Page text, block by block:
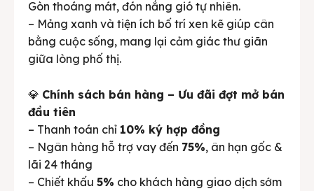
Gòn thoáng mát, đón nắng gió tự nhiên.
– Mảng xanh và tiện ích bố trí xen kẽ giúp cân
bằng cuộc sống, mang lại cảm giác thư giãn
giữa lòng phố thị.
💎 Chính sách bán hàng – Ưu đãi đợt mở bán
đầu tiên
– Thanh toán chỉ 10% ký hợp đồng
– Ngân hàng hỗ trợ vay đến 75%, ân hạn gốc &
lãi 24 tháng
– Chiết khấu 5% cho khách hàng giao dịch sớm